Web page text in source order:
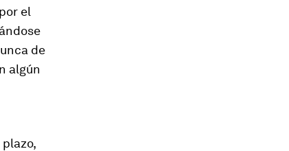
el
de
algún